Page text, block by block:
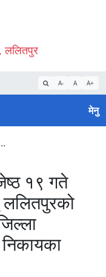
ललितपुर
A- A A+
मेनु
१९ गते
ललितपुरको